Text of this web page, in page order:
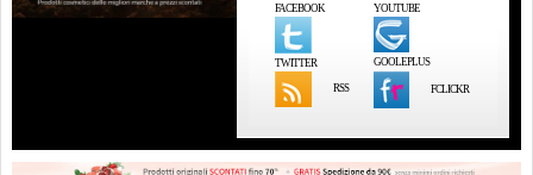
FACEBOOK YOUTUBE
TWITTER GOOLEPLUS
RSS FCLICKR